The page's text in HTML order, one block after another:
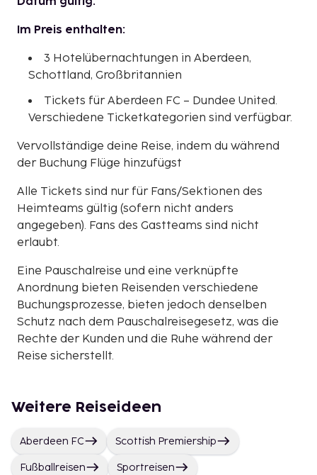
Im Preis enthalten:
3 Hotelübernachtungen in Aberdeen,
Schottland, Großbritannien
Tickets für Aberdeen FC – Dundee United.
Verschiedene Ticketkategorien sind verfügbar.
Vervollständige deine Reise, indem du während
der Buchung Flüge hinzufügst
Alle Tickets sind nur für Fans/Sektionen des
Heimteams gültig (sofern nicht anders
angegeben). Fans des Gastteams sind nicht
erlaubt.
Eine Pauschalreise und eine verknüpfte
Anordnung bieten Reisenden verschiedene
Buchungsprozesse, bieten jedoch denselben
Schutz nach dem Pauschalreisegesetz, was die
Rechte der Kunden und die Ruhe während der
Reise sicherstellt.
Weitere Reiseideen
Aberdeen FC Scottish Premiership
Fußballreisen Sportreisen